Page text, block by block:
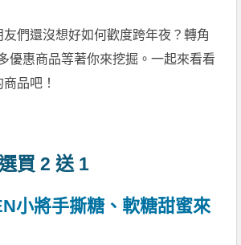
們還沒想好如何歡度跨年夜？轉角
優惠商品等著你來挖掘。一起來看看
品吧！
買 2 送 1
小將手撕糖、軟糖甜蜜來